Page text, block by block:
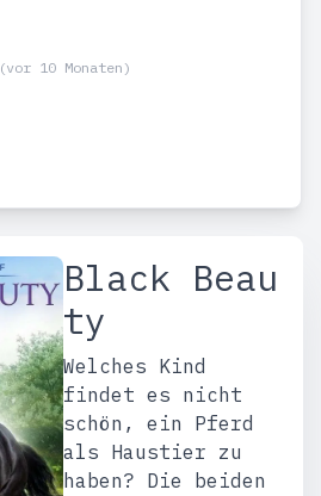
(vor 10 Monaten)
Black Beau
ty
Welches Kind
findet es nicht
schön, ein Pferd
als Haustier zu
haben? Die beiden